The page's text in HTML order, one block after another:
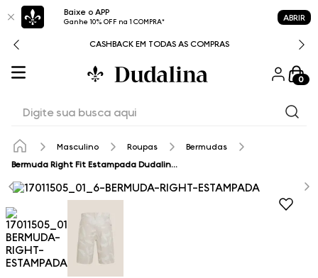
Baixe o APP
Ganhe 10% OFF na 1 COMPRA* ABRIR
CASHBACK EM TODAS AS COMPRAS
0
Masculino Roupas
Bermudas
Bermuda Right Fit Estampada Dudalina Masculina